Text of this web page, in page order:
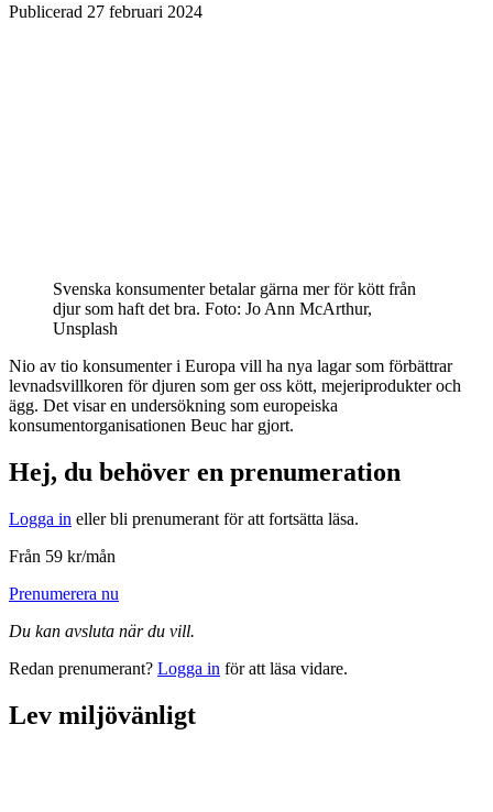
Publicerad 27 februari 2024
Svenska konsumenter betalar gärna mer för kött från
djur som haft det bra. Foto: Jo Ann McArthur,
Unsplash
Nio av tio konsumenter i Europa vill ha nya lagar som förbättrar
levnadsvillkoren för djuren som ger oss kött, mejeriprodukter och
ägg. Det visar en undersökning som europeiska
konsumentorganisationen Beuc har gjort.
Hej, du behöver en prenumeration
Logga in eller bli prenumerant för att fortsätta läsa.
Från 59 kr/mån
Prenumerera nu
Du kan avsluta när du vill.
Redan prenumerant? Logga in för att läsa vidare.
Lev miljövänligt